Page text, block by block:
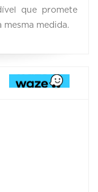
que promete
mesma medida.